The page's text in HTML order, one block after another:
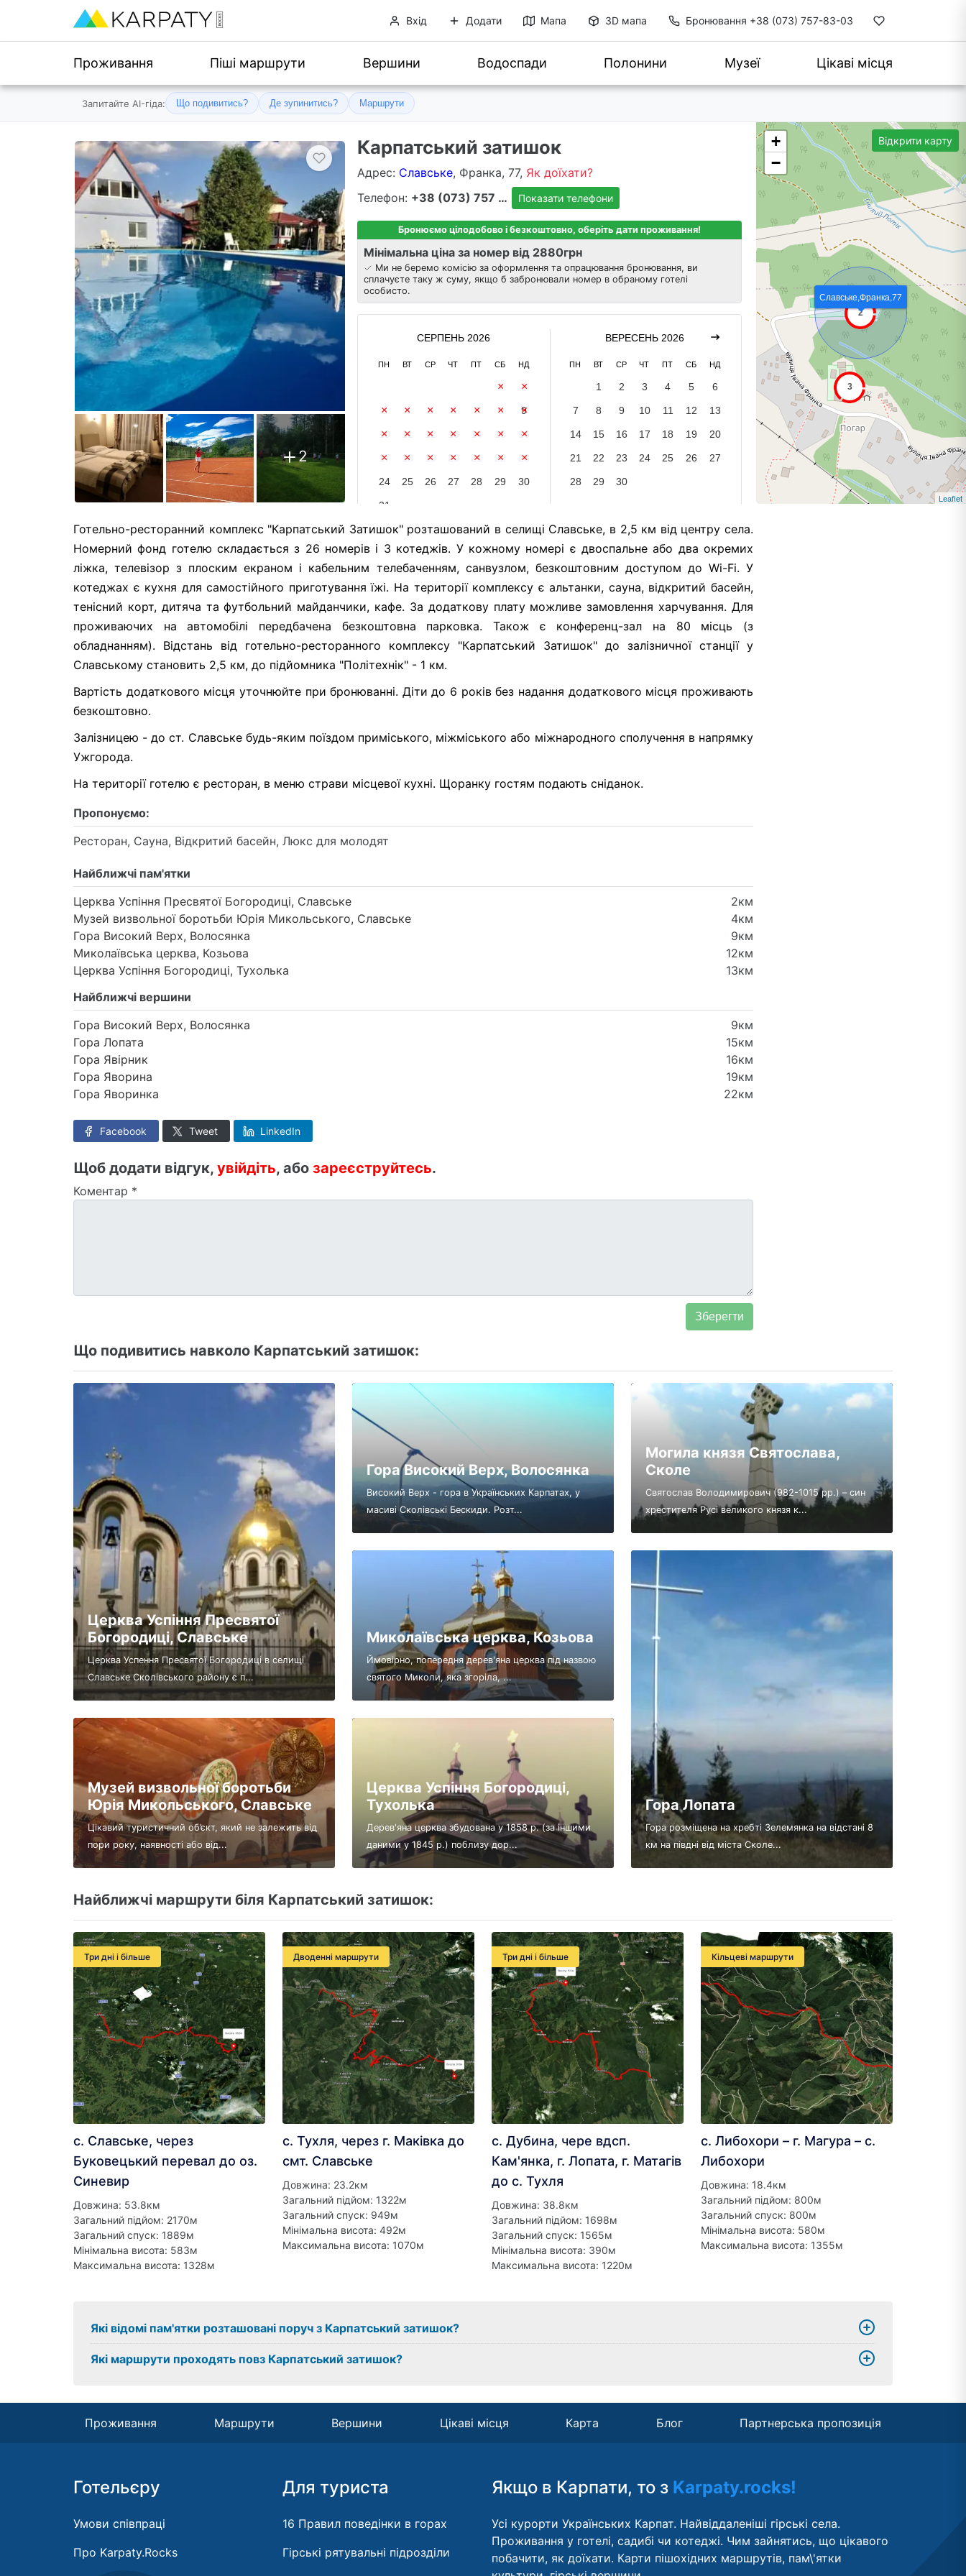
Вхід Додати Мапа 3D мапа Бронювання +38 (073) 757-83-03
Проживання Піші маршрути Вершини Водоспади Полонини Музеї Цікаві місця
Запитайте AI-гіда: Що подивитись? Де зупинитись? Маршрути
2
Карпатський затишок
Адрес: Славське, Франка, 77, Як доїхати?
Телефон:
+38 (073) 757 8303 Показати телефони
Бронюємо цілодобово і безкоштовно, оберіть дати проживання!
Мінімальна ціна за номер від 2880грн
Ми не беремо комісію за оформлення та опрацювання бронювання, ви
сплачуєте таку ж суму, якщо б забронювали номер в обраному готелі
особисто.
СЕРПЕНЬ 2026
ПН ВТ СР ЧТ ПТ СБ НД
1 2
3 4 5 6 7 8 9
10 11 12 13 14 15 16
17 18 19 20 21 22 23
24 25 26 27 28 29 30
31
ВЕРЕСЕНЬ 2026
ПН ВТ СР ЧТ ПТ СБ НД
1 2 3 4 5 6
7 8 9 10 11 12 13
14 15 16 17 18 19 20
21 22 23 24 25 26 27
28 29 30
Відкрити карту
Славське,Франка,77
+
−
Leaflet
Готельно-ресторанний комплекс "Карпатський Затишок" розташований в селищі Славське, в 2,5 км від центру села.
Номерний фонд готелю складається з 26 номерів і 3 котеджів. У кожному номері є двоспальне або два окремих
ліжка, телевізор з плоским екраном і кабельним телебаченням, санвузлом, безкоштовним доступом до Wi-Fi. У
котеджах є кухня для самостійного приготування їжі. На території комплексу є альтанки, сауна, відкритий басейн,
тенісний корт, дитяча та футбольний майданчики, кафе. За додаткову плату можливе замовлення харчування. Для
проживаючих на автомобілі передбачена безкоштовна парковка. Також є конференц-зал на 80 місць (з
обладнанням). Відстань від готельно-ресторанного комплексу "Карпатський Затишок" до залізничної станції у
Славському становить 2,5 км, до підйомника "Політехнік" - 1 км.
Вартість додаткового місця уточнюйте при бронюванні. Діти до 6 років без надання додаткового місця проживають
безкоштовно.
Залізницею - до ст. Славcьке будь-яким поїздом приміського, міжміського або міжнародного сполучення в напрямку
Ужгорода.
На території готелю є ресторан, в меню страви місцевої кухні. Щоранку гостям подають сніданок.
Пропонуємо:
Ресторан, Сауна, Відкритий басейн, Люкс для молодят
Найближчі пам'ятки
Церква Успіння Пресвятої Богородиці, Славське
2км
Музей визвольної боротьби Юрія Микольського, Славське
4км
Гора Високий Верх, Волосянка
9км
Миколаївська церква, Козьова
12км
Церква Успіння Богородиці, Тухолька
13км
Найближчі вершини
Гора Високий Верх, Волосянка
9км
Гора Лопата
15км
Гора Явірник
16км
Гора Яворина
19км
Гора Яворинка
22км
Facebook Tweet LinkedIn
Щоб додати відгук, увійдіть, або зареєструйтесь.
Коментар *
Що подивитись навколо Карпатський затишок:
Церква Успіння Пресвятої
Богородиці, Славське
Церква Успення Пресвятої Богородиці в селищі
Славське Сколівського району є п...
Музей визвольної боротьби
Юрія Микольського, Славське
Цікавий туристичний об’єкт, який не залежить від
пори року, наявності або від...
Гора Високий Верх, Волосянка
Високий Верх - гора в Українських Карпатах, у
масиві Сколівські Бескиди. Розт...
Миколаївська церква, Козьова
Ймовірно, попередня дерев'яна церква під назвою
святого Миколи, яка згоріла, ...
Церква Успіння Богородиці,
Тухолька
Дерев'яна церква збудована у 1858 р. (за іншими
даними у 1845 р.) поблизу дор...
Могила князя Святослава,
Сколе
Святослав Володимирович (982-1015 рр.) – син
хрестителя Русі великого князя к...
Гора Лопата
Гора розміщена на хребті Зелемянка на відстані 8
км на півдні від міста Сколе...
Найближчі маршрути біля Карпатський затишок:
Три дні і більше
с. Славське, через
Буковецький перевал до оз.
Синевир
Довжина: 53.8км
Загальний підйом: 2170м
Загальний спуск: 1889м
Мінімальна висота: 583м
Максимальна висота: 1328м
Дводенні маршрути
с. Тухля, через г. Маківка до
смт. Славське
Довжина: 23.2км
Загальний підйом: 1322м
Загальний спуск: 949м
Мінімальна висота: 492м
Максимальна висота: 1070м
Три дні і більше
с. Дубина, чере вдсп.
Кам'янка, г. Лопата, г. Матагів
до с. Тухля
Довжина: 38.8км
Загальний підйом: 1698м
Загальний спуск: 1565м
Мінімальна висота: 390м
Максимальна висота: 1220м
Кільцеві маршрути
с. Либохори – г. Магура – с.
Либохори
Довжина: 18.4км
Загальний підйом: 800м
Загальний спуск: 800м
Мінімальна висота: 580м
Максимальна висота: 1355м
Які відомі пам'ятки розташовані поруч з Карпатський затишок?
Які маршрути проходять повз Карпатський затишок?
Проживання Маршрути Вершини Цікаві місця Карта Блог Партнерська пропозиція
Готельєру
Умови співпраці
Про Karpaty.Rocks
Для туриста
16 Правил поведінки в горах
Гірські рятувальні підрозділи
Якщо в Карпати, то з Karpaty.rocks!
Усі курорти Українських Карпат. Найвіддаленіші гірські села.
Проживання у готелі, садибі чи котеджі. Чим зайнятись, що цікавого
побачити, як доїхати. Карти пішохідних маршрутів, пам\'ятки